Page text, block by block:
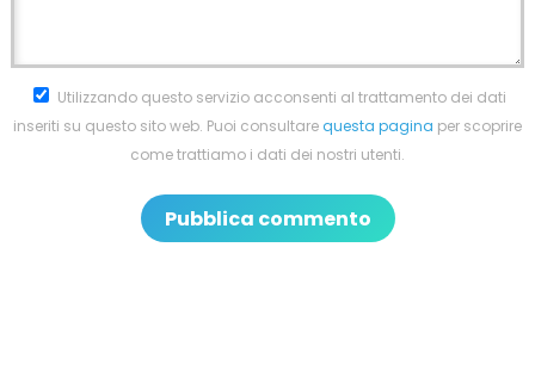
Utilizzando questo servizio acconsenti al trattamento dei dati
inseriti su questo sito web. Puoi consultarequesta pagina per scoprire
come trattiamo i dati dei nostri utenti.